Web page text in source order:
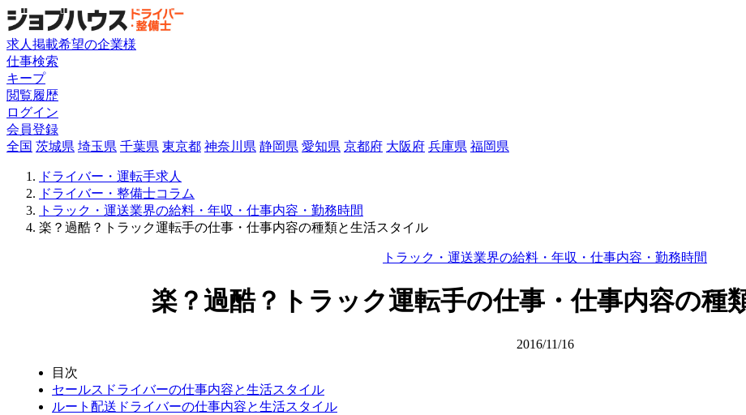
求人掲載希望の企業様
仕事検索
キープ
閲覧履歴
ログイン
会員登録
全国 茨城県 埼玉県 千葉県 東京都 神奈川県 静岡県 愛知県 京都府 大阪府 兵庫県 福岡県
ドライバー・運転手求人
ドライバー・整備士コラム
トラック・運送業界の給料・年収・仕事内容・勤務時間
楽？過酷？トラック運転手の仕事・仕事内容の種類と生活スタイル
トラック・運送業界の給料・年収・仕事内容・勤務時間
楽？過酷？トラック運転手の仕事・仕事内容の種
2016/11/16
目次
セールスドライバーの仕事内容と生活スタイル
ルート配送ドライバーの仕事内容と生活スタイル